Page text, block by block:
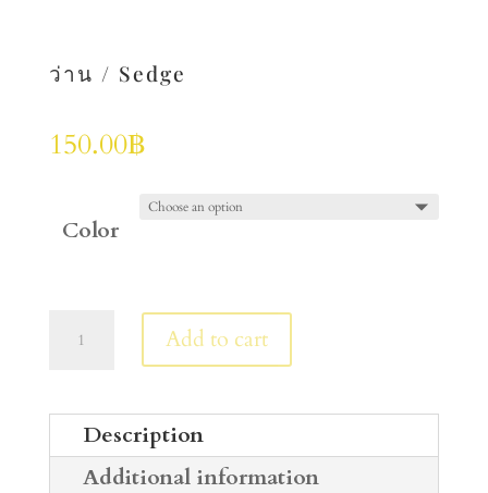
ว่าน / Sedge
150.00฿
Color
Add to cart
Description
Additional information